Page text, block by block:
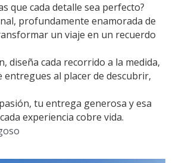
que cada detalle sea perfecto?
profundamente enamorada de
un viaje en un recuerdo
diseña cada recorrido a la medida,
al placer de descubrir,
tu entrega generosa y esa
experiencia cobre vida.